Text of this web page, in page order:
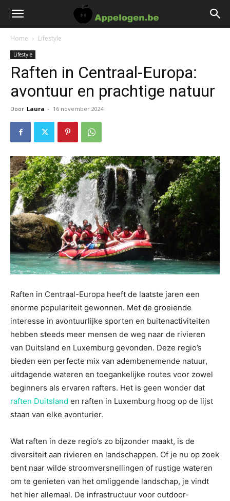
Home Lifestyle
Lifestyle
Raften in Centraal-Europa:
avontuur en prachtige natuur
Door Laura - 16 november 2024
Raften in Centraal-Europa heeft de laatste jaren een
enorme populariteit gewonnen. Met de groeiende
interesse in avontuurlijke sporten en buitenactiviteiten
hebben steeds meer mensen de weg naar de rivieren
van Duitsland en Luxemburg gevonden. Deze regio’s
bieden een perfecte mix van adembenemende natuur,
uitdagende wateren en toegankelijke routes voor zowel
beginners als ervaren rafters. Het is geen wonder dat
raften Duitsland en raften in Luxemburg hoog op de lijst
staan van elke avonturier.
Wat raften in deze regio’s zo bijzonder maakt, is de
diversiteit aan rivieren en landschappen. Of je nu op zoek
bent naar wilde stroomversnellingen of rustige wateren
om te genieten van het omliggende landschap, je vindt
het hier allemaal. De infrastructuur voor outdoor-